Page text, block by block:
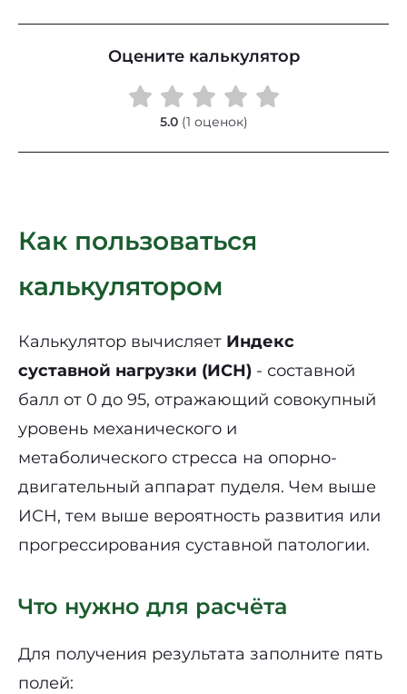
Оцените калькулятор
5.0 (1 оценок)
Как пользоваться
калькулятором
Калькулятор вычисляет Индекс
суставной нагрузки (ИСН) - составной
балл от 0 до 95, отражающий совокупный
уровень механического и
метаболического стресса на опорно-
двигательный аппарат пуделя. Чем выше
ИСН, тем выше вероятность развития или
прогрессирования суставной патологии.
Что нужно для расчёта
Для получения результата заполните пять
полей: